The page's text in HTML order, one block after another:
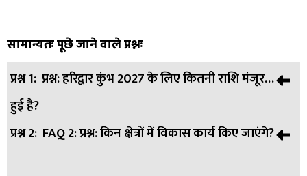
सामान्यतः पूछे जाने वाले प्रश्नः
प्रश्न 1: प्रश्न: हरिद्वार कुंभ 2027 के लिए कितनी राशि मंजूर
हुई है?
उत्तर: उत्तर: मुख्यमंत्री धामी ने विभिन्न विकास परियोजनाओं के लिए
प्रश्न 2: FAQ 2: प्रश्न: किन क्षेत्रों में विकास कार्य किए जाएंगे?